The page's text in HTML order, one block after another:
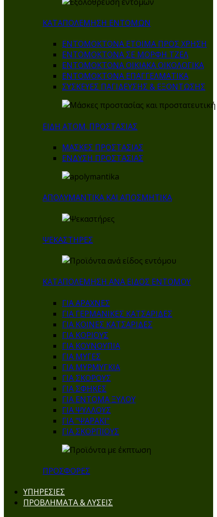
ΚΑΤΑΠΟΛΕΜΗΣΗ ΕΝΤΟΜΩΝ
ΕΝΤΟΜΟΚΤΟΝΑ ΕΤΟΙΜΑ ΠΡΟΣ ΧΡΗΣΗ
ΕΝΤΟΜΟΚΤΟΝΑ ΣΕ ΜΟΡΦΗ ΤΖΕΛ
ΕΝΤΟΜΟΚΤΟΝΑ ΟΙΚΙΑΚΑ ΟΙΚΟΛΟΓΙΚΑ
ΕΝΤΟΜΟΚΤΟΝΑ ΕΠΑΓΓΕΛΜΑΤΙΚΑ
ΣΥΣΚΕΥΕΣ ΠΑΓΙΔΕΥΣΗΣ & ΕΞΟΝΤΩΣΗΣ
ΕΙΔΗ ΑΤΟΜ. ΠΡΟΣΤΑΣΙΑΣ
ΜΑΣΚΕΣ ΠΡΟΣΤΑΣΙΑΣ
ΕΝΔΥΣΗ ΠΡΟΣΤΑΣΙΑΣ
ΑΠΟΛΥΜΑΝΤΙΚΑ ΚΑΙ ΑΠΟΣΜΗΤΙΚΑ
ΨΕΚΑΣΤΗΡΕΣ
ΚΑΤΑΠΟΛΕΜΗΣΗ ΑΝΑ ΕΙΔΟΣ ΕΝΤΟΜΟΥ
ΓΙΑ ΑΡΑΧΝΕΣ
ΓΙΑ ΓΕΡΜΑΝΙΚΕΣ ΚΑΤΣΑΡΙΔΕΣ
ΓΙΑ ΚΟΙΝΕΣ ΚΑΤΣΑΡΙΔΕΣ
ΓΙΑ ΚΟΡΙΟΥΣ
ΓΙΑ ΚΟΥΝΟΥΠΙΑ
ΓΙΑ ΜΥΓΕΣ
ΓΙΑ ΜΥΡΜΥΓΚΙΑ
ΓΙΑ ΣΚΟΡΟΥΣ
ΓΙΑ ΣΦΗΚΕΣ
ΓΙΑ ΕΝΤΟΜΑ ΞΥΛΟΥ
ΓΙΑ ΨΥΛΛΟΥΣ
ΓΙΑ "ΨΑΡΑΚΙ"
ΓΙΑ ΣΚΟΡΠΙΟΥΣ
ΠΡΟΣΦΟΡΕΣ
ΥΠΗΡΕΣΙΕΣ
ΠΡΟΒΛΗΜΑΤΑ & ΛΥΣΕΙΣ